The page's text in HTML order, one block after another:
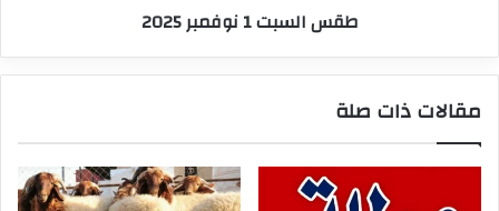
طقس السبت 1 نوفمبر 2025
مقالات ذات صلة